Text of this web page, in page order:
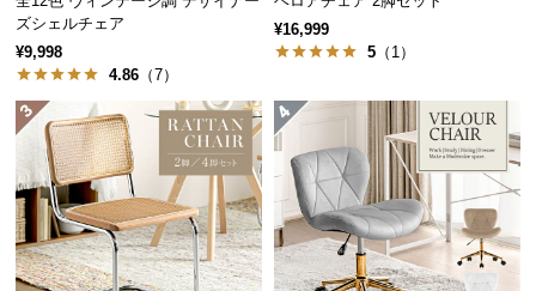
搬
入
経
路
に
つ
い
て
返
ズシェルチェア
¥9,998
4.86 （7）
¥16,999
5 （1）